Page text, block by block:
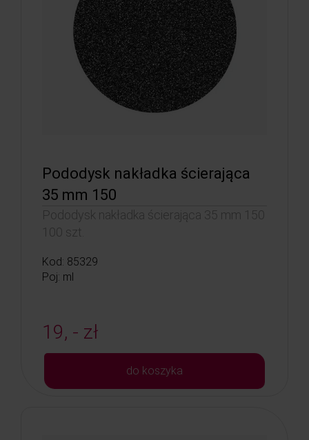
Pododysk nakładka ścierająca
35 mm 150
Pododysk nakładka ścierająca 35 mm 150
100 szt.
Kod: 85329
Poj: ml
19, - zł
do koszyka